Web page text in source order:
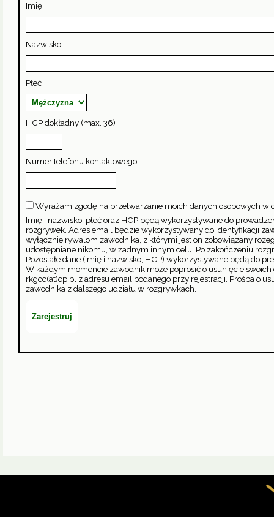
Imię
Nazwisko
Płeć
HCP dokładny (max. 36)
Numer telefonu kontaktowego
Wyrażam zgodę na przetwarzanie moich danych osobowych w
Imię i nazwisko, płeć oraz HCP będą wykorzystywane do
rozgrywek. Adres email będzie wykorzystywany do identyfikacji
wyłącznie rywalom zawodnika, z którymi jest on zobowiązany
udostępniane nikomu, w żadnym innym celu. Po zakończeniu
Pozostałe dane (imię i nazwisko, HCP) wykorzystywane będą do
W każdym momencie zawodnik może poprosić o usunięcie
rkgcc(at)op.pl z adresu email podanego przy rejestracji. Prośba o
zawodnika z dalszego udziału w rozgrywkach.